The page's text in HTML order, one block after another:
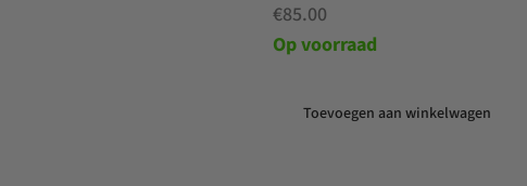
€85.00
Op voorraad
DropToevoegen aan winkelwagen